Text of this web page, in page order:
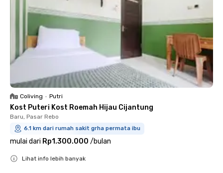
Coliving • Putri
Kost Puteri Kost Roemah Hijau Cijantung
Baru, Pasar Rebo
6.1 km dari rumah sakit grha permata ibu
mulai dari Rp1.300.000 /bulan
Lihat info lebih banyak